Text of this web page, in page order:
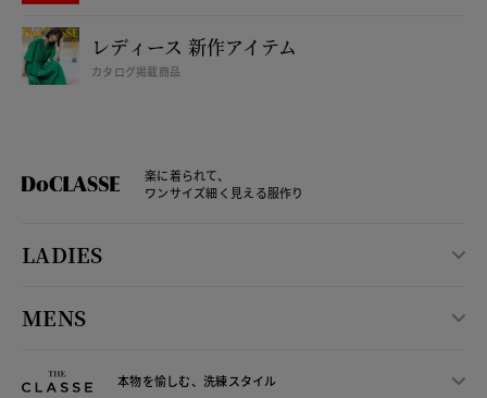
レディース 新作アイテム
カタログ掲載商品
楽に着られて、
ワンサイズ細く見える服作り
LADIES
MENS
本物を愉しむ、洗練スタイル